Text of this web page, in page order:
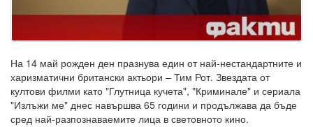
На 14 май рожден ден празнува един от най-нестандартните и
харизматични британски актьори – Тим Рот. Звездата от
култови филми като "Глутница кучета", "Криминале" и сериала
"Излъжи ме" днес навършва 65 години и продължава да бъде
сред най-разпознаваемите лица в световното кино.